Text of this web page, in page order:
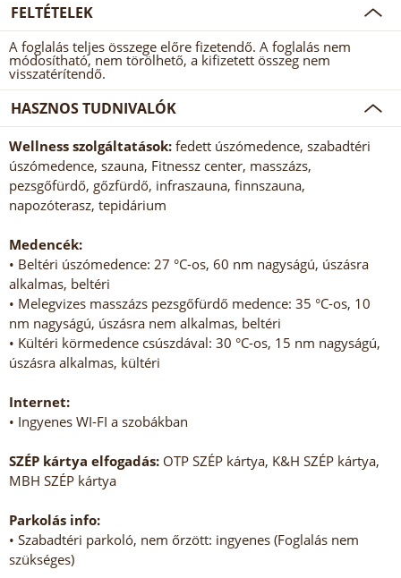
FELTÉTELEK
A foglalás teljes összege előre fizetendő. A foglalás nem
módosítható, nem törölhető, a kifizetett összeg nem
visszatérítendő.
HASZNOS TUDNIVALÓK
Wellness szolgáltatások: fedett úszómedence, szabadtéri
úszómedence, szauna, Fitnessz center, masszázs,
pezsgőfürdő, gőzfürdő, infraszauna, finnszauna,
napozóterasz, tepidárium
Medencék:
• Beltéri úszómedence: 27 °C-os, 60 nm nagyságú, úszásra
alkalmas, beltéri
• Melegvizes masszázs pezsgőfürdő medence: 35 °C-os, 10
nm nagyságú, úszásra nem alkalmas, beltéri
• Kültéri körmedence csúszdával: 30 °C-os, 15 nm nagyságú,
úszásra alkalmas, kültéri
Internet:
• Ingyenes WI-FI a szobákban
SZÉP kártya elfogadás: OTP SZÉP kártya, K&H SZÉP kártya,
MBH SZÉP kártya
Parkolás info:
• Szabadtéri parkoló, nem őrzött: ingyenes (Foglalás nem
szükséges)